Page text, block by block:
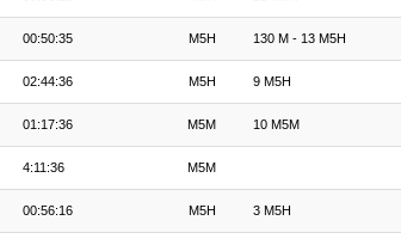
00:50:35 M5H 130 M - 13 M5H
02:44:36 M5H 9 M5H
01:17:36 M5M 10 M5M
4:11:36 M5M
00:56:16 M5H 3 M5H